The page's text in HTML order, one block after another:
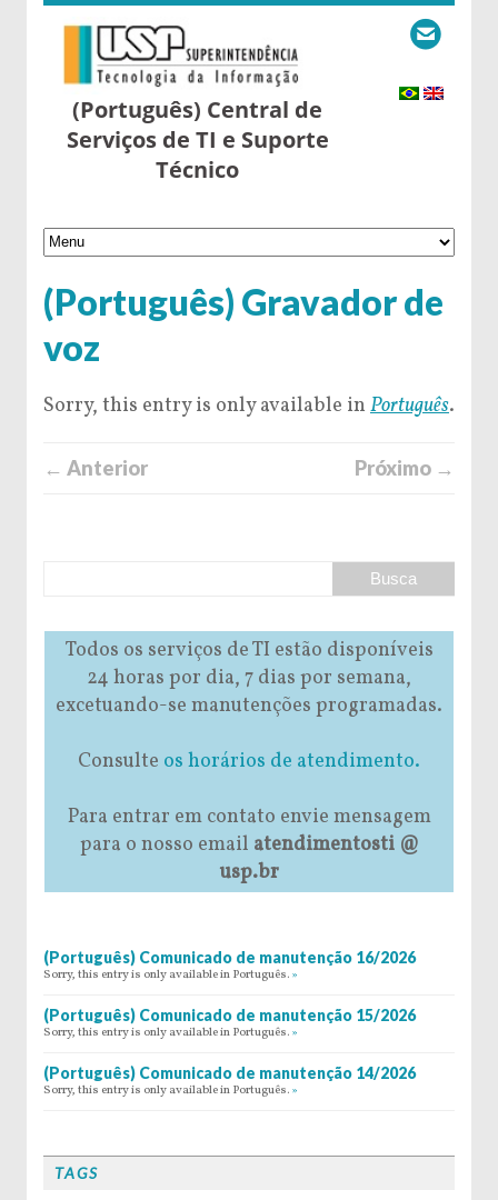
(Português) Central de
Serviços de TI e Suporte
Técnico
(Português) Gravador de
voz
Sorry, this entry is only available in Português.
← Anterior Próximo →
Todos os serviços de TI estão disponíveis
24 horas por dia, 7 dias por semana,
excetuando-se manutenções programadas.
Consulte os horários de atendimento.
Para entrar em contato envie mensagem
para o nosso email atendimentosti @
usp.br
(Português) Comunicado de manutenção 16/2026
Sorry, this entry is only available in Português. »
(Português) Comunicado de manutenção 15/2026
Sorry, this entry is only available in Português. »
(Português) Comunicado de manutenção 14/2026
Sorry, this entry is only available in Português. »
TAGS